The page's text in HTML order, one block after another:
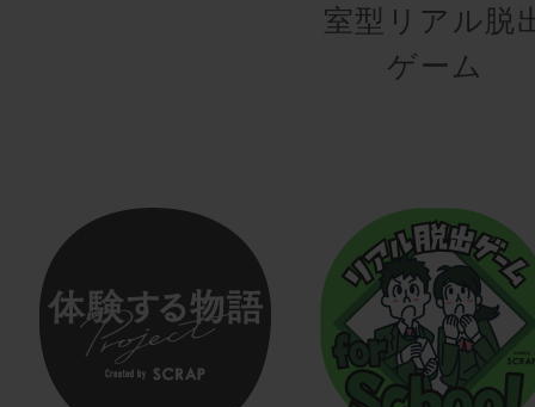
室型リアル脱
ゲーム